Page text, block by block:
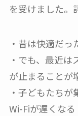
を受けました
・昔は快適だっ
・でも、最近
が止まることが
・子どもたちが
Wi-Fiが遅くなる